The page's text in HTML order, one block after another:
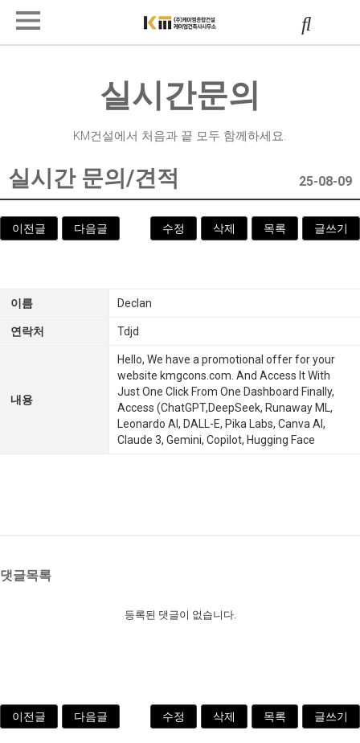
실시간문의
KM건설에서 처음과 끝 모두 함께하세요.
실시간 문의/견적 25-08-09
이전글 다음글 수정 삭제 목록 글쓰기
이름 Declan
연락처 Tdjd
내용
Hello, We have a promotional offer for your
website kmgcons.com. And Access It With
Just One Click From One Dashboard Finally,
Access (ChatGPT,DeepSeek, Runaway ML,
Leonardo AI, DALL-E, Pika Labs, Canva AI,
Claude 3, Gemini, Copilot, Hugging Face
댓글목록
등록된 댓글이 없습니다.
이전글 다음글 수정 삭제 목록 글쓰기